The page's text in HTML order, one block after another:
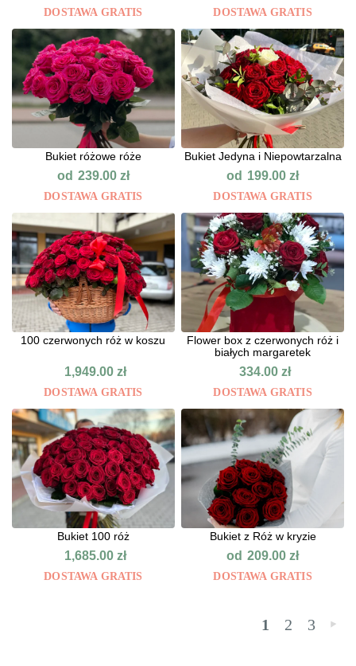
DOSTAWA GRATIS DOSTAWA GRATIS
Bukiet różowe róże
od 239.00 zł
DOSTAWA GRATIS
Bukiet Jedyna i Niepowtarzalna
od 199.00zł
DOSTAWA GRATIS
100 czerwonych róż w koszu
1,949.00zł
DOSTAWA GRATIS
Flower box z czerwonych róż i
białych margaretek
334.00zł
DOSTAWA GRATIS
Bukiet 100 róż
1,685.00zł
DOSTAWA GRATIS
Bukiet z Róż w kryzie
od 209.00zł
DOSTAWA GRATIS
1 2 3 »